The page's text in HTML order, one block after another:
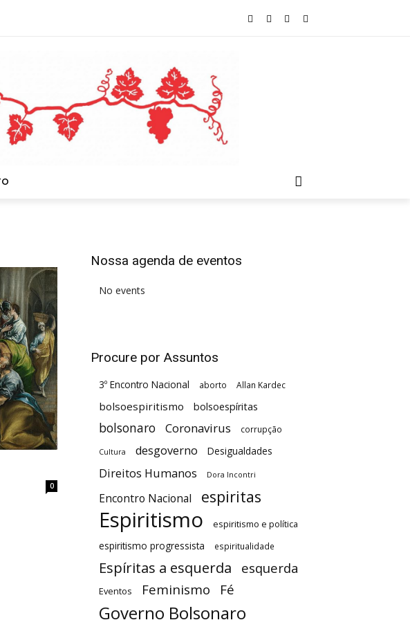
0
Nossa agenda de eventos
No events
Procure por Assuntos
3º Encontro Nacional aborto Allan Kardec
bolsoespiritismo bolsoespíritas
bolsonaro Coronavirus corrupção
Cultura desgoverno Desigualdades
Direitos Humanos Dora Incontri
Encontro Nacional espiritas
Espiritismo espiritismo e política
espiritismo progressista espiritualidade
Espíritas a esquerda esquerda
Eventos Feminismo Fé
Governo Bolsonaro